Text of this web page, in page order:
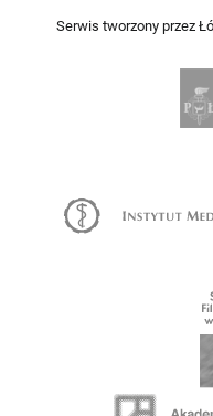
Serwis tworzony przez